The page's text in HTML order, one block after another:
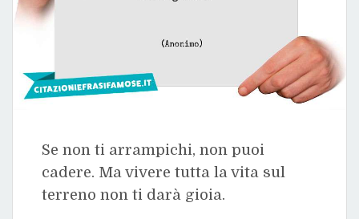
Se non ti arrampichi, non puoi
cadere. Ma vivere tutta la vita sul
terreno non ti darà gioia.